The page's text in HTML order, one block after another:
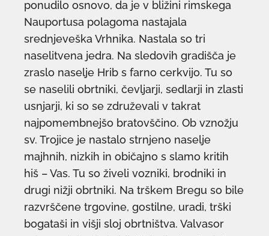
ponudilo osnovo, da je v bližini rimskega
Nauportusa polagoma nastajala
srednjeveška Vrhnika. Nastala so tri
naselitvena jedra. Na sledovih gradišča je
zraslo naselje Hrib s farno cerkvijo. Tu so
se naselili obrtniki, čevljarji, sedlarji in zlasti
usnjarji, ki so se združevali v takrat
najpomembnejšo bratovščino. Ob vznožju
sv. Trojice je nastalo strnjeno naselje
majhnih, nizkih in običajno s slamo kritih
hiš – Vas. Tu so živeli vozniki, brodniki in
drugi nižji obrtniki. Na trškem Bregu so bile
razvrščene trgovine, gostilne, uradi, trški
bogataši in višji sloj obrtništva. Valvasor